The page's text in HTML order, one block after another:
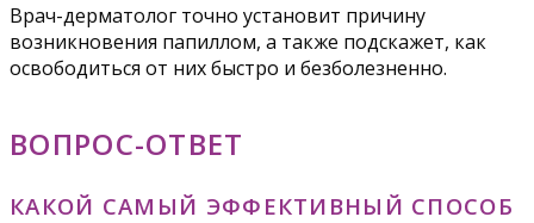
Врач-дерматолог точно установит причину
возникновения папиллом, а также подскажет, как
освободиться от них быстро и безболезненно.
ВОПРОС-ОТВЕТ
КАКОЙ САМЫЙ ЭФФЕКТИВНЫЙ СПОСОБ